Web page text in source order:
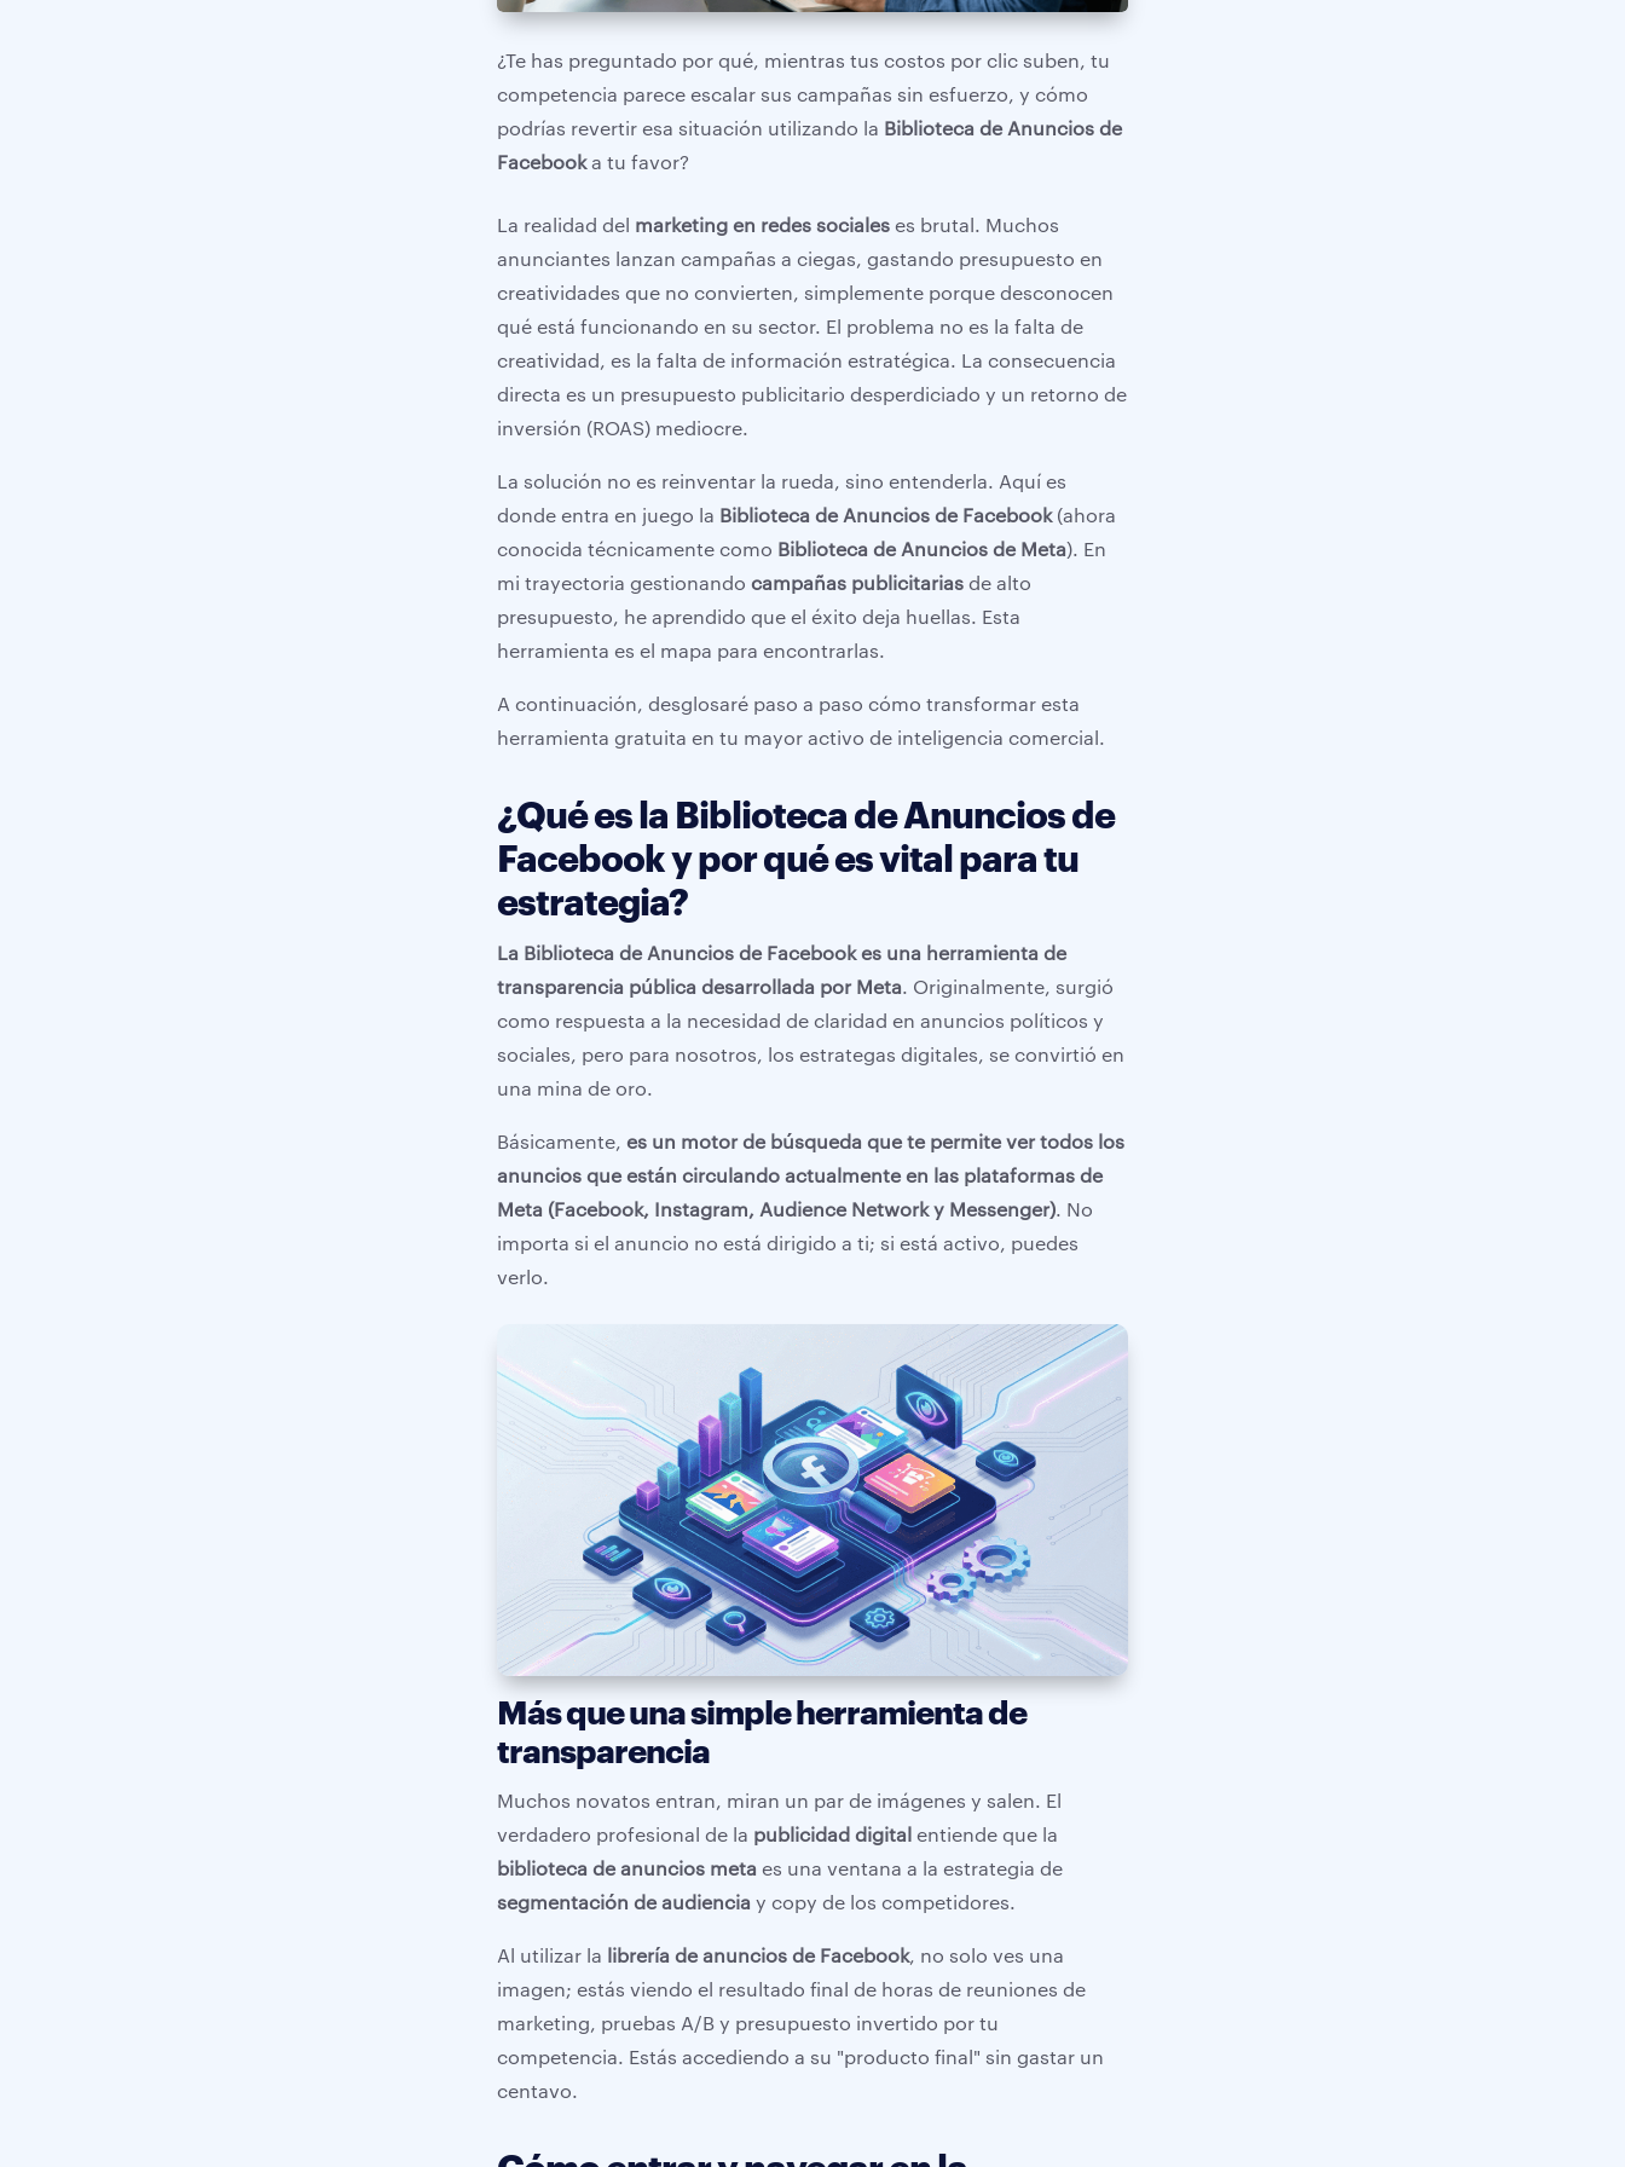
¿Te has preguntado por qué, mientras tus costos por clic suben, tu
competencia parece escalar sus campañas sin esfuerzo, y cómo
podrías revertir esa situación utilizando la Biblioteca de Anuncios de
Facebooka tu favor?
La realidad del marketing en redes sociales es brutal. Muchos
anunciantes lanzan campañas a ciegas, gastando presupuesto en
creatividades que no convierten, simplemente porque desconocen
qué está funcionando en su sector. El problema no es la falta de
creatividad, es la falta de información estratégica. La consecuencia
directa es un presupuesto publicitario desperdiciado y un retorno de
inversión (ROAS) mediocre.
La solución no es reinventar la rueda, sino entenderla. Aquí es
donde entra en juego la Biblioteca de Anuncios de Facebook(ahora
conocida técnicamente como Biblioteca de Anuncios de Meta). En
mi trayectoria gestionandocampañas publicitarias de alto
presupuesto, he aprendido que el éxito deja huellas. Esta
herramienta es el mapa para encontrarlas.
A continuación, desglosaré paso a paso cómo transformar esta
herramienta gratuita en tu mayor activo de inteligencia comercial.
¿Qué es la Biblioteca de Anuncios de
Facebook y por qué es vital para tu
estrategia?
La Biblioteca de Anuncios de Facebook es una herramienta de
transparencia pública desarrollada por Meta. Originalmente, surgió
como respuesta a la necesidad de claridad en anuncios políticos y
sociales, pero para nosotros, los estrategas digitales, se convirtió en
una mina de oro.
Básicamente,es un motor de búsqueda que te permite ver todos los
anuncios que están circulando actualmente en las plataformas de
Meta (Facebook, Instagram, Audience Network y Messenger). No
importa si el anuncio no está dirigido a ti; si está activo, puedes
verlo.
Más que una simple herramienta de
transparencia
Muchos novatos entran, miran un par de imágenes y salen. El
verdadero profesional de la publicidad digital entiende que la
biblioteca de anuncios meta es una ventana a la estrategia de
segmentación de audiencia y copy de los competidores.
Al utilizar la librería de anuncios de Facebook, no solo ves una
imagen; estás viendo el resultado final de horas de reuniones de
marketing, pruebas A/B y presupuesto invertido por tu
competencia. Estás accediendo a su "producto final" sin gastar un
centavo.